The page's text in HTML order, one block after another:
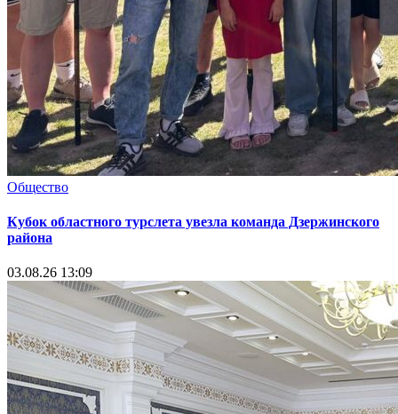
Общество
Кубок областного турслета увезла команда Дзержинского
района
03.08.26 13:09